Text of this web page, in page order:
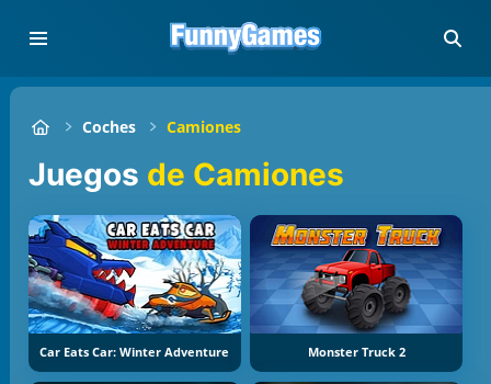
Coches Camiones
Juegos de Camiones
Car Eats Car: Winter Adventure Monster Truck 2